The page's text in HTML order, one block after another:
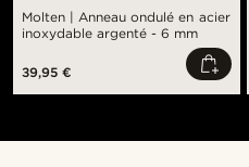
Molten | Anneau ondulé en acier
inoxydable argenté - 6 mm
39,95 €